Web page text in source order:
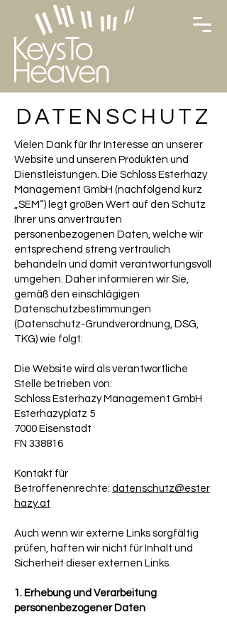
DATENSCHUTZ
Vielen Dank für Ihr Interesse an unserer
Website und unseren Produkten und
Dienstleistungen. Die Schloss Esterhazy
Management GmbH (nachfolgend kurz
„SEM“) legt großen Wert auf den Schutz
Ihrer uns anvertrauten
personenbezogenen Daten, welche wir
entsprechend streng vertraulich
behandeln und damit verantwortungsvoll
umgehen. Daher informieren wir Sie,
gemäß den einschlägigen
Datenschutzbestimmungen
(Datenschutz-Grundverordnung, DSG,
TKG) wie folgt:
Die Website wird als verantwortliche
Stelle betrieben von:
​Schloss Esterhazy Management GmbH
Esterhazyplatz 5
7000 Eisenstadt
FN 338816
Kontakt für
Betroffenenrechte: datenschutz@ester
hazy.at
Auch wenn wir externe Links sorgfältig
prüfen, haften wir nicht für Inhalt und
Sicherheit dieser externen Links.
1. Erhebung und Verarbeitung
personenbezogener Daten